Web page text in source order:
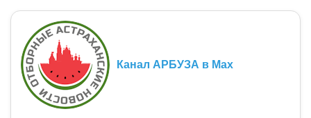
Канал АРБУЗА в Max